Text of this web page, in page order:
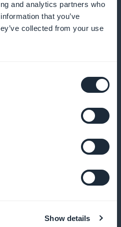
and analytics partners who
that you’ve
collected from your use
Show details
la page d'accueil
responsable avec des
d'accueil, augmentant